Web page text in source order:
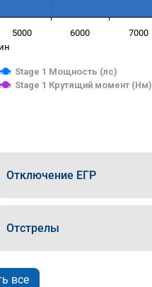
Stage 1 Мощность (лс)
Stage 1 Крутящий момент (Нм)
5000 6000 7000
Отключение ЕГР
Отстрелы
все